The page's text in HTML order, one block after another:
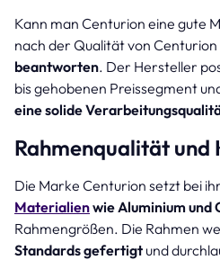
Kann man Centurion eine gute
nach der Qualität von Centurion
beantworten. Der Hersteller
bis gehobenen Preissegment
eine solide
Rahmenqualität und
Die Marke Centurion setzt bei
Materialienwie Aluminium und
Rahmengrößen. Die Rahmen
Standards gefertigt und